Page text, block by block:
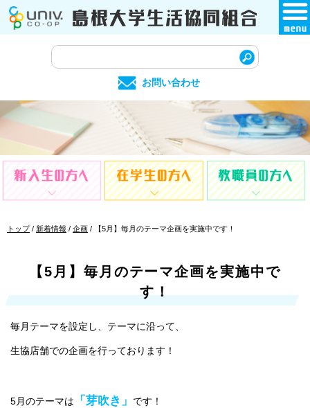
このページの本文へ
サ
索
お問い合わせ
現
トップ/ 新着情報 / 企画 / 【5月】毎月のテーマ企画を実施中です！
【5月】毎月のテーマ企画を実施中で
す！
毎月テーマを設定し、テーマに沿って、
生協店舗での企画を行っております！
5月のテーマは 「芽吹き」 です！